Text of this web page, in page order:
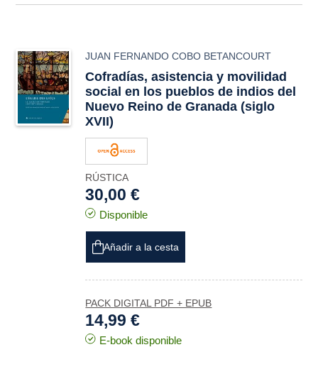
JUAN FERNANDO COBO BETANCOURT
Cofradías, asistencia y movilidad
social en los pueblos de indios del
Nuevo Reino de Granada (siglo
XVII)
RÚSTICA
30,00 €
Disponible
Añadir a la cesta
PACK DIGITAL PDF + EPUB
14,99 €
E-book disponible